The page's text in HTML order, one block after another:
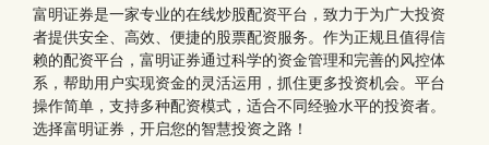
富明证券是一家专业的在线炒股配资平台，致力于为广大投资
者提供安全、高效、便捷的股票配资服务。作为正规且值得信
赖的配资平台，富明证券通过科学的资金管理和完善的风控体
系，帮助用户实现资金的灵活运用，抓住更多投资机会。平台
操作简单，支持多种配资模式，适合不同经验水平的投资者。
选择富明证券，开启您的智慧投资之路！